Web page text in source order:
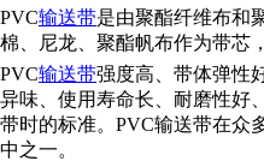
PVC输送带是由聚酯纤维布和
棉、尼龙、聚酯帆布作为带芯
PVC输送带强度高、带体弹性
异味、使用寿命长、耐磨性好
带时的标准。PVC输送带在众
中之一。